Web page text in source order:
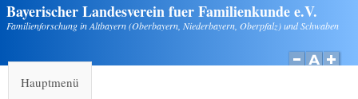
Bayerischer Landesverein fuer Familienkunde e.V.
Familienforschung in Altbayern (Oberbayern, Niederbayern, Oberpfalz) und Schwaben
Hauptmenü